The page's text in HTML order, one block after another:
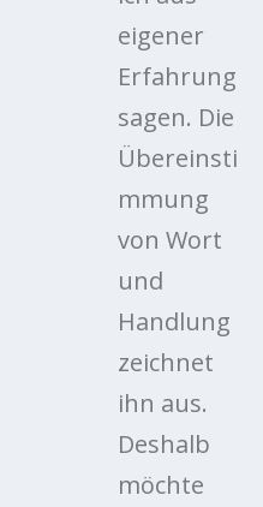
eigener
Erfahrung
sagen. Die
Übereinsti
mmung
von Wort
und
Handlung
zeichnet
ihn aus.
Deshalb
möchte